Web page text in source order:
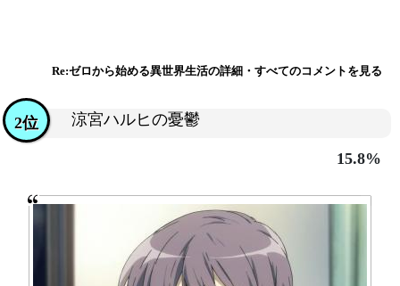
Re:ゼロから始める異世界生活の詳細・すべてのコメントを見る
涼宮ハルヒの憂鬱
2位
15.8%